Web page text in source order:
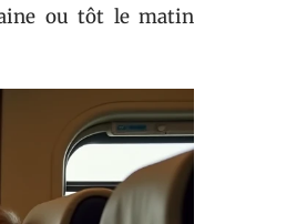
ou tôt le matin